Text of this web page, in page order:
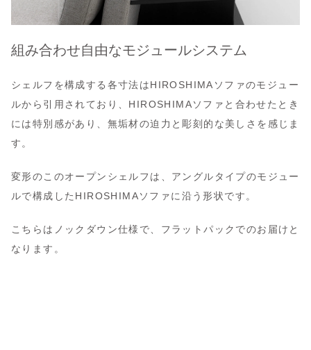
組み合わせ自由なモジュールシステム
シェルフを構成する各寸法はHIROSHIMAソファのモジュー
ルから引用されており、HIROSHIMAソファと合わせたとき
には特別感があり、無垢材の迫力と彫刻的な美しさを感じま
す。
変形のこのオープンシェルフは、アングルタイプのモジュー
ルで構成したHIROSHIMAソファに沿う形状です。
こちらはノックダウン仕様で、フラットパックでのお届けと
なります。